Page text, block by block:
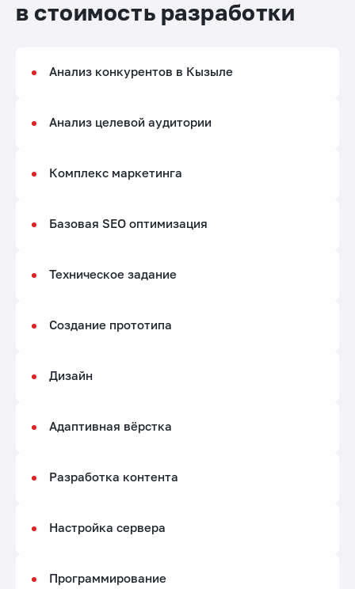
в стоимость разработки
Анализ конкурентов в Кызыле
Анализ целевой аудитории
Комплекс маркетинга
Базовая SEO оптимизация
Техническое задание
Создание прототипа
Дизайн
Адаптивная вёрстка
Разработка контента
Настройка сервера
Программирование
Да, я тут Другой